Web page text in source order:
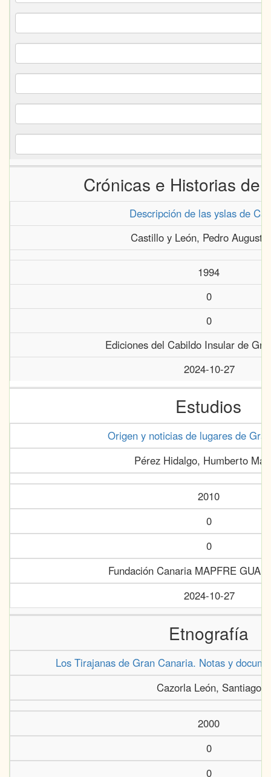
Crónicas e Historias de
Descripción de las yslas de
Castillo y León, Pedro
1994
0
0
Ediciones del Cabildo Insular de
2024-10-27
Estudios
Origen y noticias de lugares de
Pérez Hidalgo, Humberto
2010
0
0
Fundación Canaria MAPFRE
2024-10-27
Etnografía
Los Tirajanas de Gran Canaria. Notas y
Cazorla León, Santiago
2000
0
0